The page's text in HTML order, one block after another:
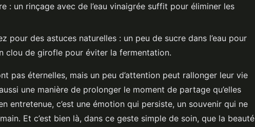
: un rinçage avec de l’eau vinaigrée suffit pour éliminer les
pour des astuces naturelles : un peu de sucre dans l’eau pour
clou de girofle pour éviter la fermentation.
pas éternelles, mais un peu d’attention peut rallonger leur vie
une manière de prolonger le moment de partage qu’elles
entretenue, c’est une émotion qui persiste, un souvenir qui ne
Et c’est bien là, dans ce geste simple de soin, que la beauté